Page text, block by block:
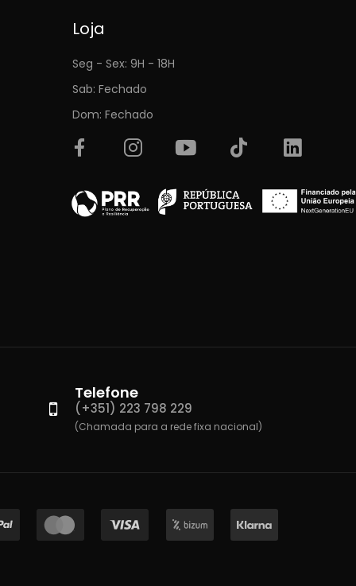
Loja
Seg - Sex: 9H - 18H
Sab: Fechado
Dom: Fechado
Telefone
(+351) 223 798 229
(Chamada para a rede fixa nacional)